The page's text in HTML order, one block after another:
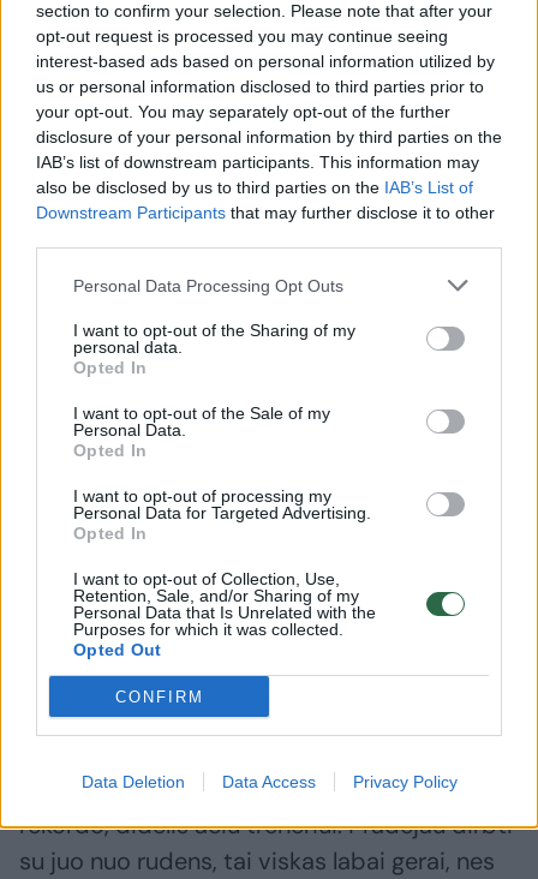
section to confirm your selection. Please note that after your
opt-out request is processed you may continue seeing
interest-based ads based on personal information utilized by
us or personal information disclosed to third parties prior to
your opt-out. You may separately opt-out of the further
disclosure of your personal information by third parties on the
IAB’s list of downstream participants. This information may
also be disclosed by us to third parties on the IAB’s List of
Downstream Participants that may further disclose it to other
Personal Data Processing Opt Outs
I want to opt-out of the Sharing of my
personal data.
Opted In
I want to opt-out of the Sale of my
Personal Data.
Opted In
I want to opt-out of processing my
Personal Data for Targeted Advertising.
Opted In
I want to opt-out of Collection, Use,
Retention, Sale, and/or Sharing of my
Personal Data that Is Unrelated with the
Purposes for which it was collected.
Opted Out
CONFIRM
Data Deletion Data Access Privacy Policy
Moterų 60 m rungtyje triumfavo E. Rupšytė,
kuri atrankoje pademonstravo pirmą
rezultatą (7,47 sek.), o finale distanciją įveikė
per 7,34 sek. ir net 0,09 sek. pagerino
asmeninį rekordą. Be to, tai geriausias
Finale E. Rupšytė aplenkė taip pat asmeninį
rekordą pagerinusią Evą Misiūnaitę (7,41 sek.)
bei trečioje vietoje likusią Akvilę Jonauskytę
(7,62 sek.).
19-metė E. Rupšytė Lietuvos čempione
uždarose patalpose tapo pirmą kartą ir teigė,
jog nori šį titulą laimėti dar ne vieną kartą.
Rudenį lengvaatletė iš Šiaulių atvyko
treniruotis į Vilnių ir pradėjo darbą su
Lietuvos sprinto rungčių vyr. treneriu Martu
Skrabuliu.
„Nuoseklus darbas ir noras prisidėjo prie
rekordo, didelis ačiū treneriui. Pradėjau dirbti
su juo nuo rudens, tai viskas labai gerai, nes